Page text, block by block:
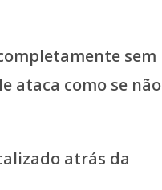
sem
ataca como se não
atrás da